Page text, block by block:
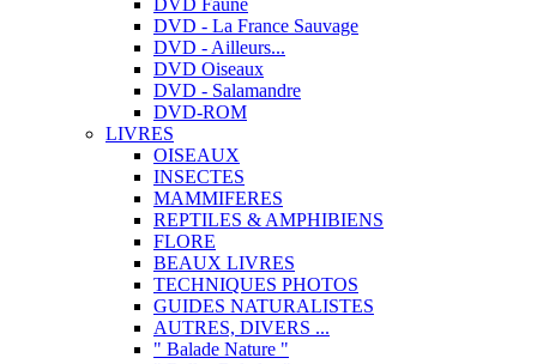
DVD Faune
DVD - La France Sauvage
DVD - Ailleurs...
DVD Oiseaux
DVD - Salamandre
DVD-ROM
LIVRES
OISEAUX
INSECTES
MAMMIFERES
REPTILES & AMPHIBIENS
FLORE
BEAUX LIVRES
TECHNIQUES PHOTOS
GUIDES NATURALISTES
AUTRES, DIVERS ...
" Balade Nature "